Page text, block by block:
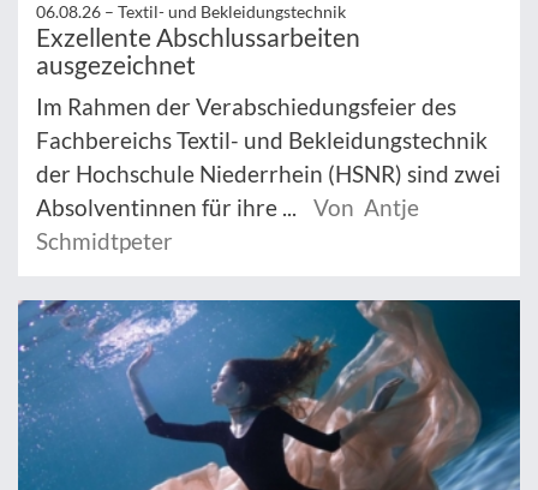
06.08.26 – Textil- und Bekleidungstechnik
Exzellente Abschlussarbeiten
ausgezeichnet
Im Rahmen der Verabschiedungsfeier des
Fachbereichs Textil- und Bekleidungstechnik
der Hochschule Niederrhein (HSNR) sind zwei
Absolventinnen für ihre ...
Von Antje
Schmidtpeter